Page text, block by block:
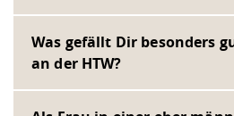
Was gefällt Dir besonders
an der HTW?